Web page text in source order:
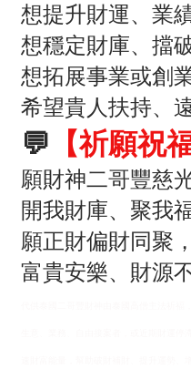
想提升財運、業
想穩定財庫、擋
想拓展事業或創
希望貴人扶持、
💬 【祈願祝
願財神二哥豐慈
開我財庫、聚我
願正財偏財同聚
富貴安樂、財源